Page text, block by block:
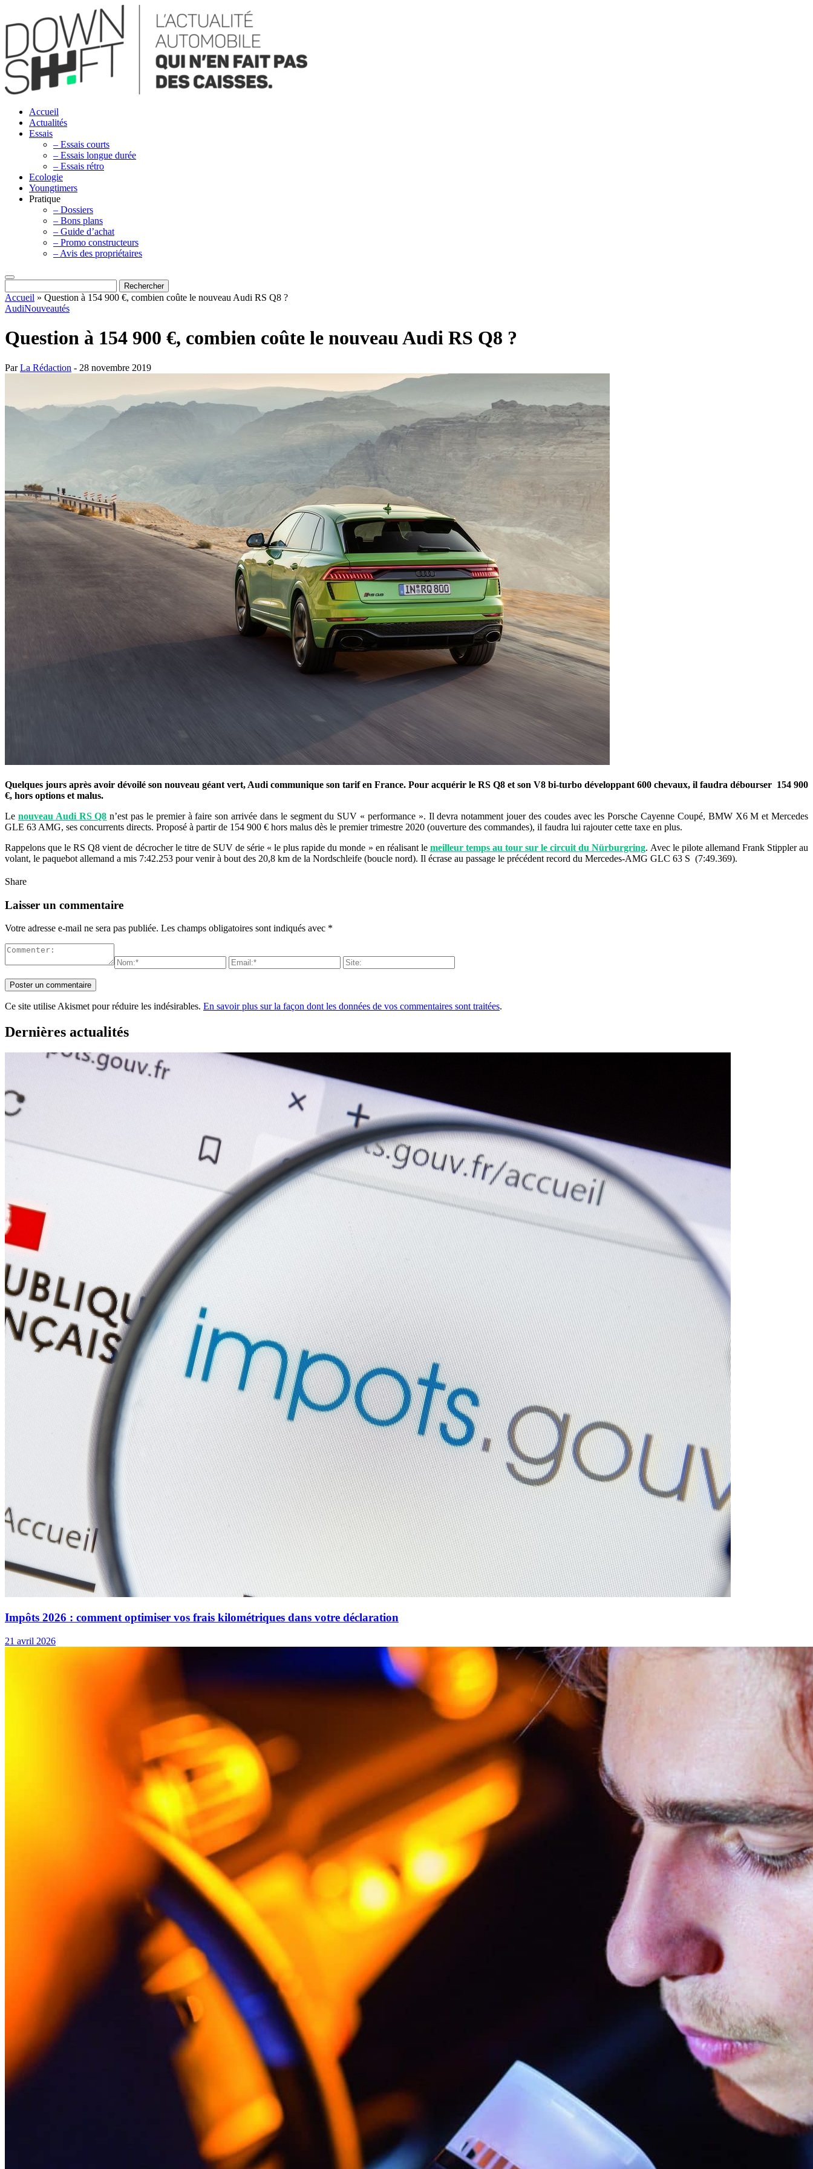
Accueil
Actualités
Essais
– Essais courts
– Essais longue durée
– Essais rétro
Ecologie
Youngtimers
Pratique
– Dossiers
– Bons plans
– Guide d’achat
– Promo constructeurs
– Avis des propriétaires
Accueil » Question à 154 900 €, combien coûte le nouveau Audi RS Q8 ?
AudiNouveautés
Question à 154 900 €, combien coûte le nouveau Audi RS Q8 ?
ParLa Rédaction - 28 novembre 2019
Quelques jours après avoir dévoilé son nouveau géant vert, Audi communique son tarif en France. Pour acquérir le RS Q8 et son V8 bi-turbo développant 600 chevaux, il faudra débourser 154 900
€, hors options et malus.
Le nouveau Audi RS Q8 n’est pas le premier à faire son arrivée dans le segment du SUV « performance ». Il devra notamment jouer des coudes avec les Porsche Cayenne Coupé, BMW X6 M et Mercedes
GLE 63 AMG, ses concurrents directs. Proposé à partir de 154 900 € hors malus dès le premier trimestre 2020 (ouverture des commandes), il faudra lui rajouter cette taxe en plus.
Rappelons que le RS Q8 vient de décrocher le titre de SUV de série « le plus rapide du monde » en réalisant le meilleur temps au tour sur le circuit du Nürburgring. Avec le pilote allemand Frank Stippler au
volant, le paquebot allemand a mis 7:42.253 pour venir à bout des 20,8 km de la Nordschleife (boucle nord). Il écrase au passage le précédent record du Mercedes-AMG GLC 63 S (7:49.369).
Share
Laisser un commentaire
Votre adresse e-mail ne sera pas publiée. Les champs obligatoires sont indiqués avec *
Ce site utilise Akismet pour réduire les indésirables. En savoir plus sur la façon dont les données de vos commentaires sont traitées.
Dernières actualités
Impôts 2026 : comment optimiser vos frais kilométriques dans votre déclaration
21 avril 2026